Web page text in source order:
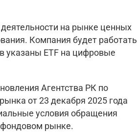
на рынке ценных
Компания будет работать
указаны ETF на цифровые
Агентства РК по
от 23 декабря 2025 года
условия обращения
рынке.